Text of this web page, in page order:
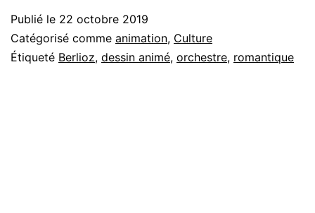
Publié le 22 octobre 2019
Catégorisé comme animation, Culture
Étiqueté Berlioz, dessin animé, orchestre, romantique